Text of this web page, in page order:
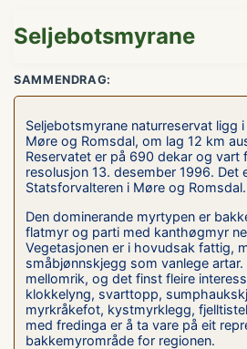
Seljebotsmyrane
SAMMENDRAG:
Seljebotsmyrane naturreservat ligg
Møre og Romsdal, om lag 12 km
Reservatet er på 690 dekar og vart
resolusjon 13. desember 1996. Det
Statsforvalteren i Møre og Romsdal.
Den dominerande myrtypen er
flatmyr og parti med kanthøgmyr
Vegetasjonen er i hovudsak fattig,
småbjønnskjegg som vanlege
mellomrik, og det finst fleire
klokkelyng, svarttopp,
myrkråkefot, kystmyrklegg,
med fredinga er å ta vare på eit
bakkemyrområde for regionen.